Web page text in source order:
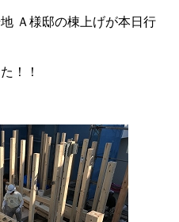
Ａ様邸の棟上げが本日行
！！